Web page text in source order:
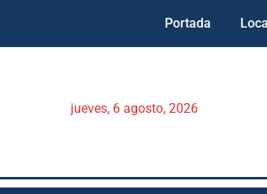
Portada
jueves, 6 agosto, 2026